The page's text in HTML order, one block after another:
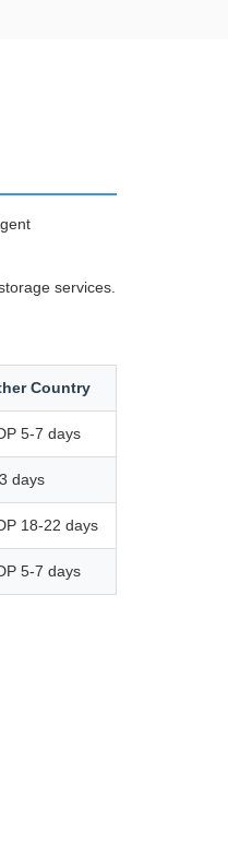
services.
Country
5-7 days
days
18-22 days
5-7 days